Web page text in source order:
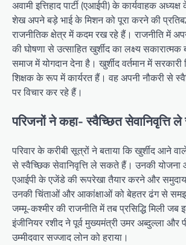
अवामी इत्तिहाद पार्टी (एआईपी) के कार्यवाहक
शेख अपने बड़े भाई के मिशन को पूरा करने की
राजनीतिक क्षेत्र में कदम रख रहे हैं। राजनीति में
की घोषणा से उत्साहित खुर्शीद का लक्ष्य
समाज में योगदान देना है। खुर्शीद वर्तमान में
शिक्षक के रूप में कार्यरत हैं। वह अपनी नौकरी से
पर विचार कर रहे हैं।
परिजनों ने कहा- स्वैच्छित सेवानिवृत्ति
परिवार के करीबी सूत्रों ने बताया कि खुर्शीद आने वाले
से स्वैच्छिक सेवानिवृत्ति ले सकते हैं। उनकी
एआईपी के एजेंडे की रूपरेखा तैयार करने और
उनकी चिंताओं और आकांक्षाओं को बेहतर ढंग से
जम्मू-कश्मीर की राजनीति में तब प्रसिद्धि मिली
इंजीनियर रशीद ने पूर्व मुख्यमंत्री उमर अब्दुल्ला
उम्मीदवार सज्जाद लोन को हराया।